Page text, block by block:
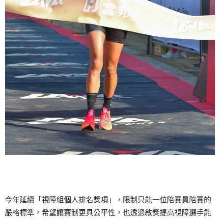
今年延續「視障組個人排名獎項」，限制只能一位陪賽員陪賽的
嚴格標準，希望讓賽制更具公平性，也透過敘獎提高視障選手能